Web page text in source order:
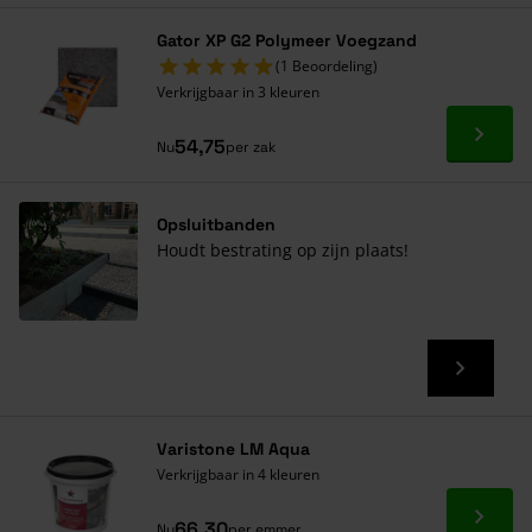
Gator XP G2 Polymeer Voegzand
(1 Beoordeling)
Verkrijgbaar in 3 kleuren
Nu54,75per zak Ga
Opsluitbanden
Houdt bestrating op zijn plaats!
Varistone LM Aqua
Verkrijgbaar in 4 kleuren
Ga